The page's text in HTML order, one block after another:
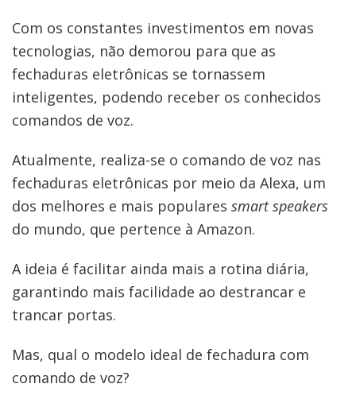
Com os constantes investimentos em novas
tecnologias, não demorou para que as
fechaduras eletrônicas se tornassem
inteligentes, podendo receber os conhecidos
comandos de voz.
Atualmente, realiza-se o comando de voz nas
fechaduras eletrônicas por meio da Alexa, um
dos melhores e mais populares smart speakers
do mundo, que pertence à Amazon.
A ideia é facilitar ainda mais a rotina diária,
garantindo mais facilidade ao destrancar e
trancar portas.
Mas, qual o modelo ideal de fechadura com
comando de voz?